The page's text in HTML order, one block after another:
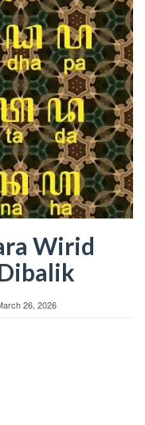
Wirid
26, 2026